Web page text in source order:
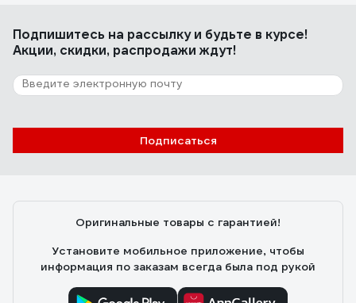
Подпишитесь на рассылкуи будьте в курсе!
Акции, скидки, распродажи ждут!
Подписаться
Оригинальные товары с гарантией!
Установите мобильное приложение, чтобы
информация по заказам всегда была под рукой